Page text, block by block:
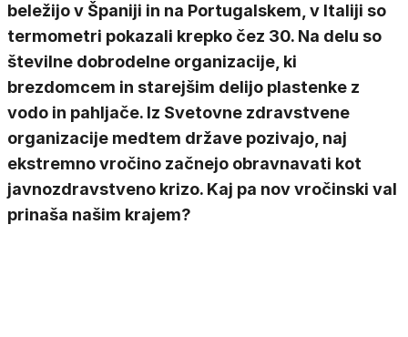
beležijo v Španiji in na Portugalskem, v Italiji so
termometri pokazali krepko čez 30. Na delu so
številne dobrodelne organizacije, ki
brezdomcem in starejšim delijo plastenke z
vodo in pahljače. Iz Svetovne zdravstvene
organizacije medtem države pozivajo, naj
ekstremno vročino začnejo obravnavati kot
javnozdravstveno krizo. Kaj pa nov vročinski val
prinaša našim krajem?